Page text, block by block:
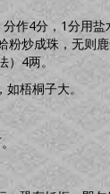
作4分，1分用
炒成珠，无则
）4两。
梧桐子大。